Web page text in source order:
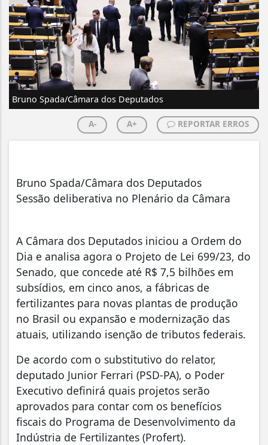
Bruno Spada/Câmara dos Deputados
A- A+ REPORTAR ERROS
Bruno Spada/Câmara dos Deputados
Sessão deliberativa no Plenário da Câmara
A Câmara dos Deputados iniciou a Ordem do
Dia e analisa agora o Projeto de Lei 699/23, do
Senado, que concede até R$ 7,5 bilhões em
subsídios, em cinco anos, a fábricas de
fertilizantes para novas plantas de produção
no Brasil ou expansão e modernização das
atuais, utilizando isenção de tributos federais.
De acordo com o substitutivo do relator,
deputado Junior Ferrari (PSD-PA), o Poder
Executivo definirá quais projetos serão
aprovados para contar com os benefícios
fiscais do Programa de Desenvolvimento da
Indústria de Fertilizantes (Profert).